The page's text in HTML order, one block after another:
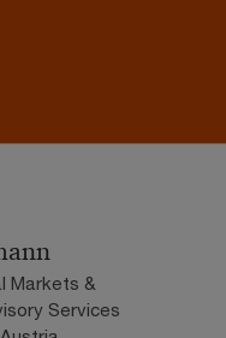
Markets &
Services